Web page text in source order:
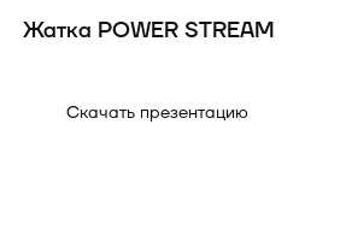
Жатка POWER STREAM
Скачать презентацию